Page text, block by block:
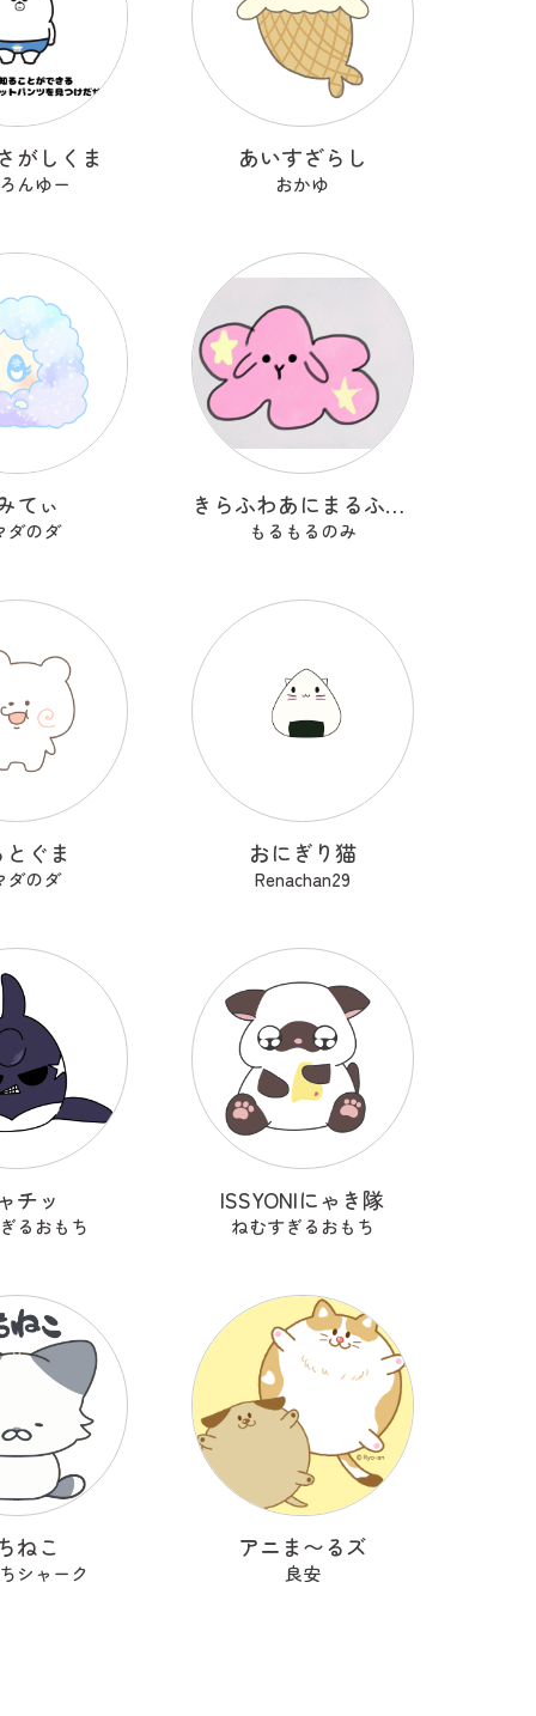
がしくま
んゆー
あいすざらし
おかゆ
てぃ
ダのダ
きらふわあにまるふれんず
もるもるのみ
ぐま
ダのダ
おにぎり猫
Renachan29
チッ
るおもち
ISSYONIにゃき隊
ねむすぎるおもち
ねこ
シャーク
アニま〜るズ
良安